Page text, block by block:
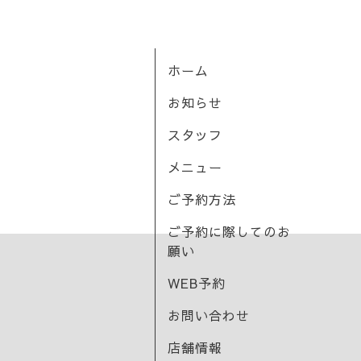
ホーム
お知らせ
スタッフ
メニュー
ご予約方法
ご予約に際してのお
願い
WEB予約
お問い合わせ
店舗情報